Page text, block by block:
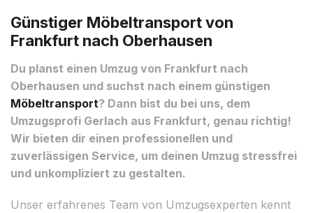
Günstiger Möbeltransport von
Frankfurt nach Oberhausen
Du planst einen Umzug von Frankfurt nach
Oberhausen und suchst nach einem günstigen
Möbeltransport? Dann bist du bei uns, dem
Umzugsprofi Gerlach aus Frankfurt, genau richtig!
Wir bieten dir einen professionellen und
zuverlässigen Service, um deinen Umzug stressfrei
und unkompliziert zu gestalten.
Unser erfahrenes Team von Umzugsexperten kennt